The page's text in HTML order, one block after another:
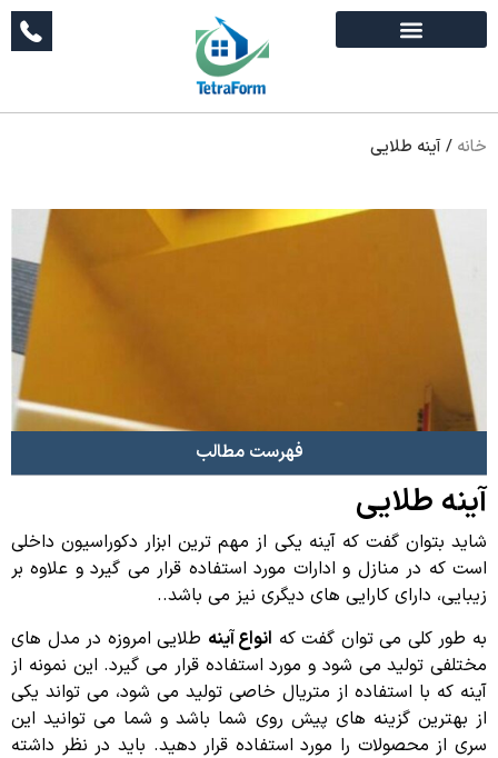
خانه /آینه طلایی
فهرست مطالب
آینه طلایی
شاید بتوان گفت که آینه یکی از مهم ترین ابزار دکوراسیون داخلی
است که در منازل و ادارات مورد استفاده قرار می گیرد و علاوه بر
زیبایی، دارای کارایی های دیگری نیز می باشد..
به طور کلی می توان گفت که انواع آینه طلایی امروزه در مدل های
مختلفی تولید می شود و مورد استفاده قرار می گیرد. این نمونه از
آینه که با استفاده از متریال خاصی تولید می شود، می تواند یکی
از بهترین گزینه های پیش روی شما باشد و شما می توانید این
سری از محصولات را مورد استفاده قرار دهید. باید در نظر داشته